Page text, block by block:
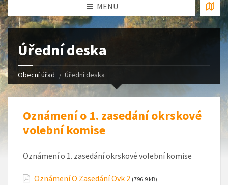
MENU
Úřední deska
Obecní úřad Úřední deska
Oznámení o 1. zasedání okrskové
volební komise
Oznámení o 1. zasedání okrskové volební komise
Oznámení O Zasedání Ovk 2 (796.9 kB)